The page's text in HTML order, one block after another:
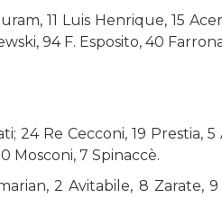
11 Luis Henrique, 15
94 F. Esposito, 40
24 Re Cecconi, 19 Prestia,
Mosconi, 7 Spinaccè.
2 Avitabile, 8 Zarate,